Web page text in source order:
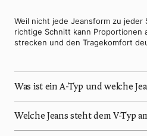
Weil nicht jede Jeansform zu jeder
richtige Schnitt kann Proportionen
strecken und den Tragekomfort
Was ist ein A-Typ und welche
Welche Jeans steht dem V-Typ